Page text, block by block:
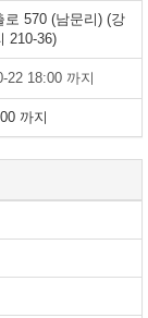
570 (남문리) (강
210-36)
22 18:00 까지
까지